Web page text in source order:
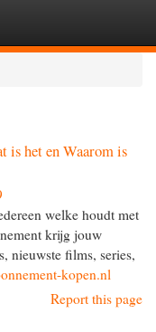
is het en Waarom is
welke houdt met
krijg jouw
nieuwste films, series,
kopen.nl
Report this page